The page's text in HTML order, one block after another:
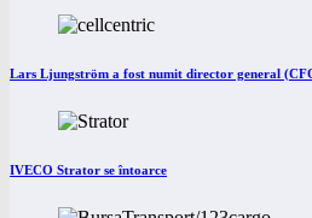
Lars Ljungström a fost numit director general
IVECO Strator se întoarce